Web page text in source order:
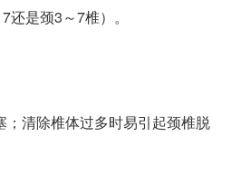
是颈3～7椎）。
；清除椎体过多时易引起颈椎脱